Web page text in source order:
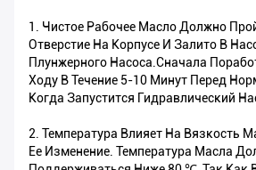
1. Чистое Рабочее Масло Должно
Отверстие На Корпусе И Залито В
Плунжерного Насоса.Сначала
Ходу В Течение 5-10 Минут Перед
Когда Запустится Гидравлический
2. Температура Влияет На Вязкость
Ее Изменение. Температура Масла